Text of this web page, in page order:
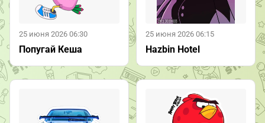
25 июня 2026 06:30
Попугай Кеша
25 июня 2026 06:15
Hazbin Hotel